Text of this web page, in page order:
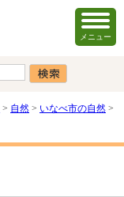
メニュー
> 自然 > いなべ市の自然 >